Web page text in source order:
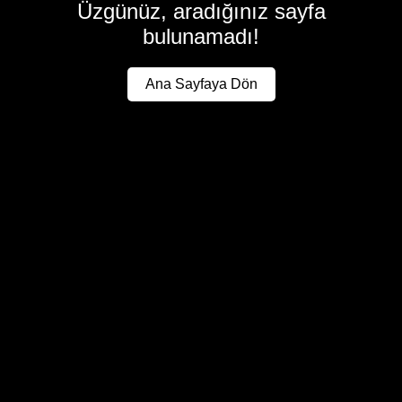
Üzgünüz, aradığınız sayfa
bulunamadı!
Ana Sayfaya Dön